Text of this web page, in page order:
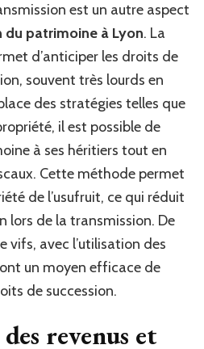
est un autre aspect
patrimoine à Lyon. La
d’anticiper les droits de
souvent très lourds en
des stratégies telles que
il est possible de
à ses héritiers tout en
Cette méthode permet
de l’usufruit, ce qui réduit
lors de la transmission. De
vifs, avec l’utilisation des
un moyen efficace de
de succession.
revenus et